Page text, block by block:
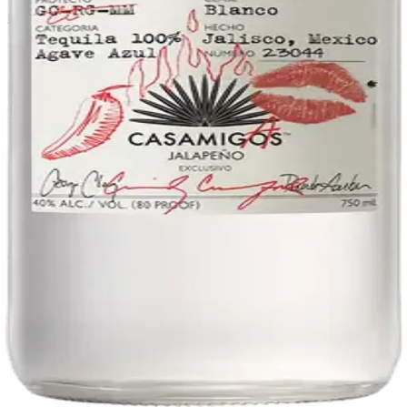
Licorera · envíos locales
Política de privacidad
Términos y condiciones
Política de devoluciones
Delivery · Miami
Delivery de licores en Miami
Alcohol a domicilio Miami
Delivery a Brickell
Licorera en Brickell
Delivery Coral Gables